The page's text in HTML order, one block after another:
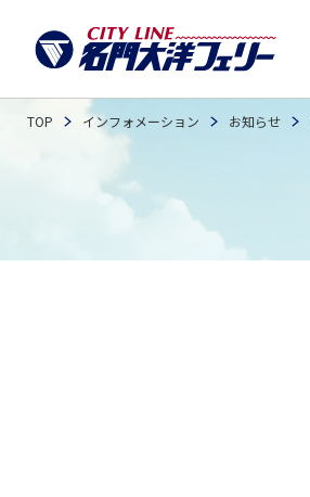
TOP インフォメーション お知らせ